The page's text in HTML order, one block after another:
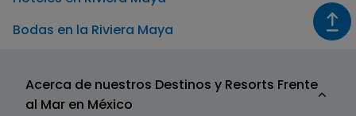
Bodas en la Riviera Maya
Acerca de nuestros Destinos y Resorts Frente
al Mar en México